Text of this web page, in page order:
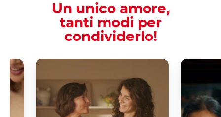
Un unico amore,
tanti modi per
condividerlo!